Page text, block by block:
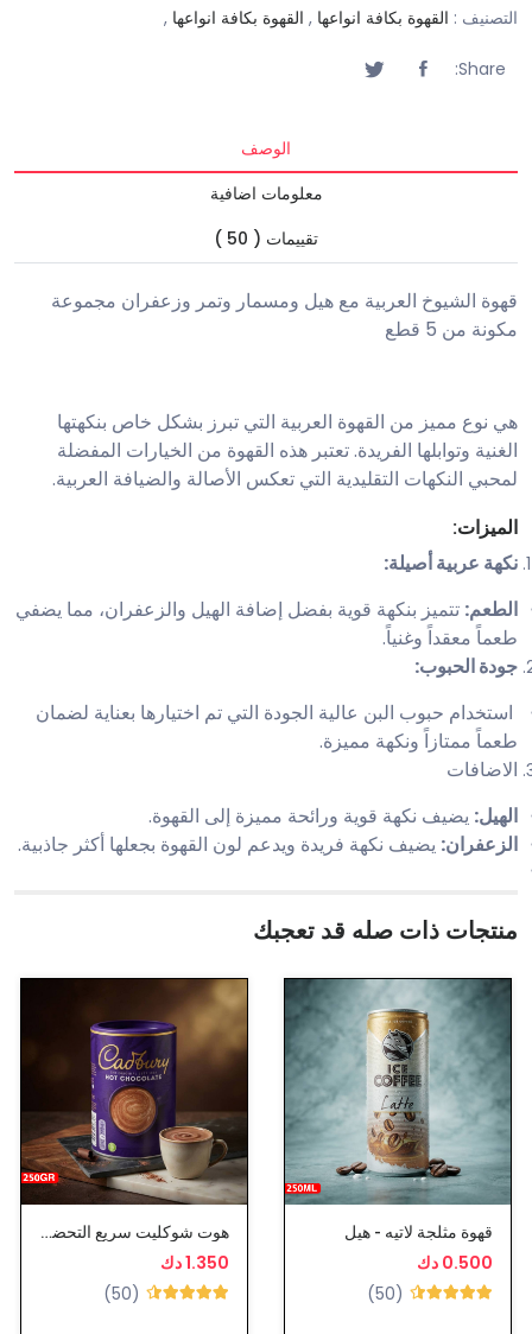
التصنيف : القهوة بكافة انواعها , القهوة بكافة انواعها ,
Share:
الوصف
معلومات اضافية
تقييمات ( 50 )
قهوة الشيوخ العربية مع هيل ومسمار وتمر وزعفران مجموعة
مكونة من 5 قطع
هي نوع مميز من القهوة العربية التي تبرز بشكل خاص بنكهتها
الغنية وتوابلها الفريدة. تعتبر هذه القهوة من الخيارات المفضلة
لمحبي النكهات التقليدية التي تعكس الأصالة والضيافة العربية.
الميزات:
نكهة عربية أصيلة:
الطعم: تتميز بنكهة قوية بفضل إضافة الهيل والزعفران، مما يضفي
طعماً معقداً وغنياً.
جودة الحبوب:
استخدام حبوب البن عالية الجودة التي تم اختيارها بعناية لضمان
طعماً ممتازاً ونكهة مميزة.
الاضافات
الهيل: يضيف نكهة قوية ورائحة مميزة إلى القهوة.
الزعفران: يضيف نكهة فريدة ويدعم لون القهوة بجعلها أكثر جاذبية.
منتجات ذات صله قد تعجبك
قهوة مثلجة لاتيه - هيل
0.500 دك
(50)
هوت شوكليت سريع التحضير - كادبوري
1.350 دك
(50)